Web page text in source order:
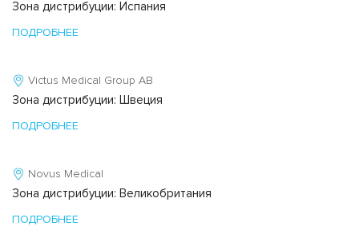
Зона дистрибуции: Испания
ПОДРОБНЕЕ
Victus Medical Group AB
Зона дистрибуции: Швеция
ПОДРОБНЕЕ
Novus Medical
Зона дистрибуции: Великобритания
ПОДРОБНЕЕ